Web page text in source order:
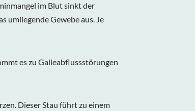
im Blut sinkt der
umliegende Gewebe aus. Je
es zu Galleabflussstörungen
Dieser Stau führt zu einem